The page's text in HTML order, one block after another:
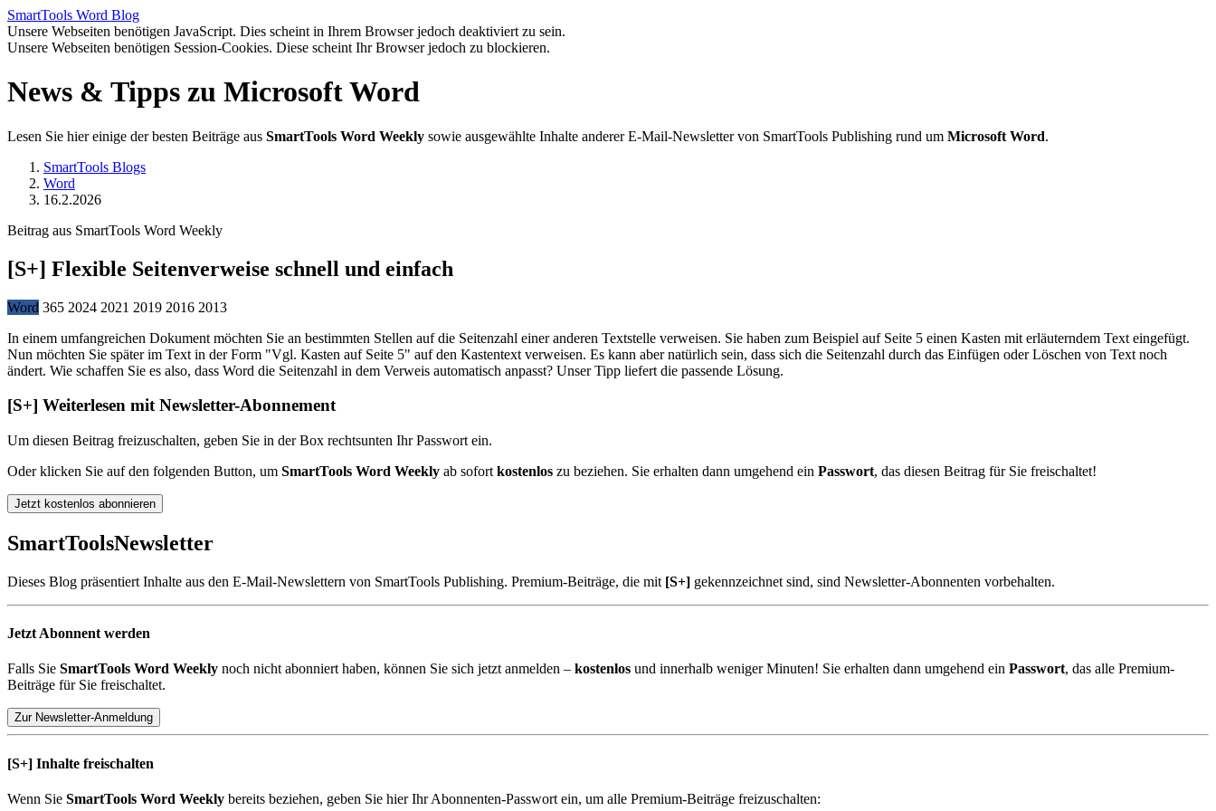
SmartTools Word Blog
Unsere Webseiten benötigen JavaScript. Dies scheint in Ihrem Browser jedoch deaktiviert zu sein.
Unsere Webseiten benötigen Session-Cookies. Diese scheint Ihr Browser jedoch zu blockieren.
News & Tipps zu Microsoft Word
Lesen Sie hier einige der besten Beiträge aus SmartTools Word Weekly sowie ausgewählte Inhalte anderer E-Mail-Newsletter von SmartTools Publishing rund um Microsoft Word.
SmartTools Blogs
Word
16.2.2026
Beitrag aus SmartTools Word Weekly
[S+] Flexible Seitenverweise schnell und einfach
Word 365 2024 2021 2019 2016 2013
In einem umfangreichen Dokument möchten Sie an bestimmten Stellen auf die Seitenzahl einer anderen Textstelle verweisen. Sie haben zum Beispiel auf Seite 5 einen Kasten mit erläuterndem Text eingefügt.
Nun möchten Sie später im Text in der Form "Vgl. Kasten auf Seite 5" auf den Kastentext verweisen. Es kann aber natürlich sein, dass sich die Seitenzahl durch das Einfügen oder Löschen von Text noch
ändert. Wie schaffen Sie es also, dass Word die Seitenzahl in dem Verweis automatisch anpasst? Unser Tipp liefert die passende Lösung.
[S+] Weiterlesen mit Newsletter-Abonnement
Um diesen Beitrag freizuschalten, geben Sie in der Box rechtsunten Ihr Passwort ein.
Oder klicken Sie auf den folgenden Button, um SmartTools Word Weekly ab sofort kostenlos zu beziehen. Sie erhalten dann umgehend ein Passwort, das diesen Beitrag für Sie freischaltet!
Jetzt kostenlos abonnieren
SmartToolsNewsletter
Dieses Blog präsentiert Inhalte aus den E-Mail-Newslettern von SmartTools Publishing. Premium-Beiträge, die mit [S+] gekennzeichnet sind, sind Newsletter-Abonnenten vorbehalten.
Jetzt Abonnent werden
Falls Sie SmartTools Word Weekly noch nicht abonniert haben, können Sie sich jetzt anmelden – kostenlos und innerhalb weniger Minuten! Sie erhalten dann umgehend ein Passwort, das alle Premium-
Beiträge für Sie freischaltet.
Zur Newsletter-Anmeldung
[S+] Inhalte freischalten
Wenn Sie SmartTools Word Weekly bereits beziehen, geben Sie hier Ihr Abonnenten-Passwort ein, um alle Premium-Beiträge freizuschalten: